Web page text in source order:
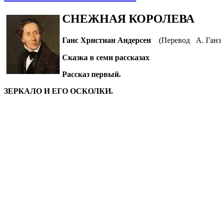
СНЕЖНАЯ КОРОЛЕВА
Ганс Христиан Андерсен (Перевод А.
Сказка в семи рассказах
Рассказ первый.
ЗЕРКАЛО И ЕГО ОСКОЛКИ.